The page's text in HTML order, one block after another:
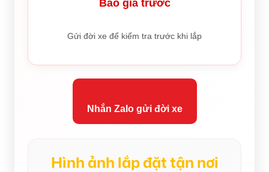
Báo giá trước
Gửi đời xe để kiểm tra trước khi lắp
Nhắn Zalo gửi đời xe
Hình ảnh lắp đặt tận nơi